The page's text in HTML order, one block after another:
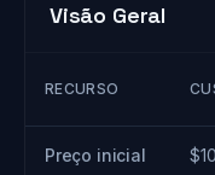
Visão Geral
RECURSO
Preço inicial